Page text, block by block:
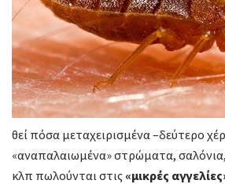
θεί πόσα μεταχειρισμένα –δεύτερο
«αναπαλαιωμένα» στρώματα,
κλπ πωλούνται στις «μικρές